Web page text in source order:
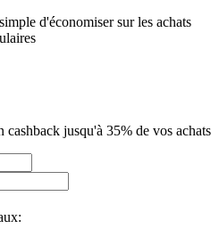
d'économiser sur les achats
cashback jusqu'à 35% de vos achats